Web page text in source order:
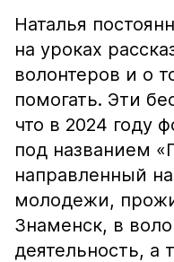
Наталья
на уроках
волонтеров и о
помогать. Эти
что в 2024 году
под названием
направленный
молодежи,
Знаменск, в
деятельность, а